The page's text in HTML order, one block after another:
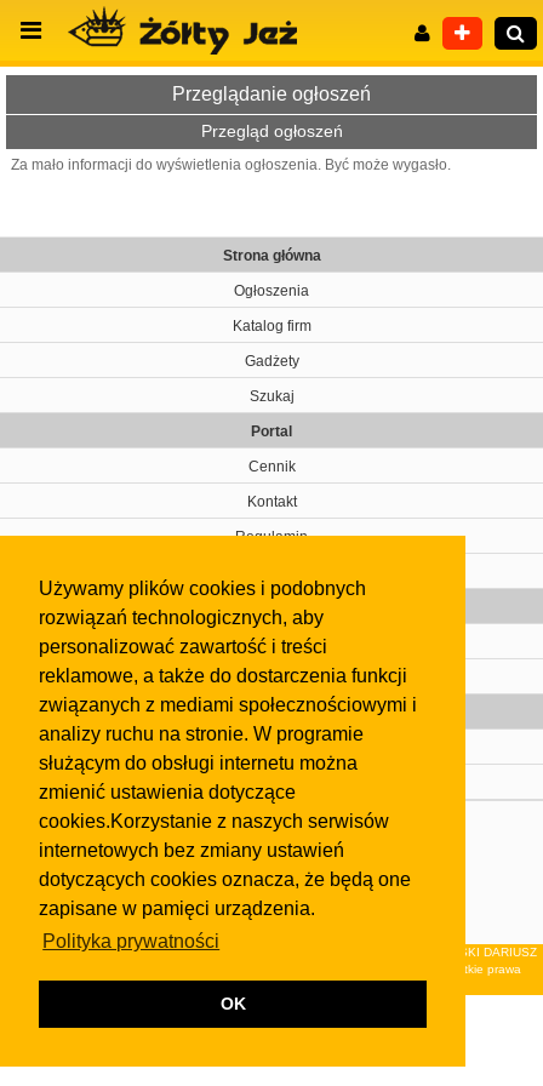
Używamy plików cookies i podobnych
rozwiązań technologicznych, aby
personalizować zawartość i treści
reklamowe, a także do dostarczenia funkcji
związanych z mediami społecznościowymi i
analizy ruchu na stronie. W programie
służącym do obsługi internetu można
zmienić ustawienia dotyczące
cookies.Korzystanie z naszych serwisów
internetowych bez zmiany ustawień
dotyczących cookies oznacza, że będą one
zapisane w pamięci urządzenia.
Polityka prywatności
OK
Przeglądanie ogłoszeń
Przegląd ogłoszeń
Za mało informacji do wyświetlenia ogłoszenia. Być może wygasło.
Strona główna
Ogłoszenia
Katalog firm
Gadżety
Szukaj
Portal
Cennik
Kontakt
Regulamin
Gazeta
Olkusz
Kontakt
Strefa dla biznesu
Biura nieruchomości
Dealerzy i autokomisy
Skontaktuj się z nami
regulaminuiPolityki Prywatności.
Klauzula FB
© 2026Wydawnictwo NEON sp. z o.o. (dawniej: FIRMA NEON MAREK KLUCZEWSKI DARIUSZ
KRAWCZYK s.c.) z siedzibą w Olkuszu, ul.Żuradzka 15, 32-300 Olkusz . Wszystkie prawa